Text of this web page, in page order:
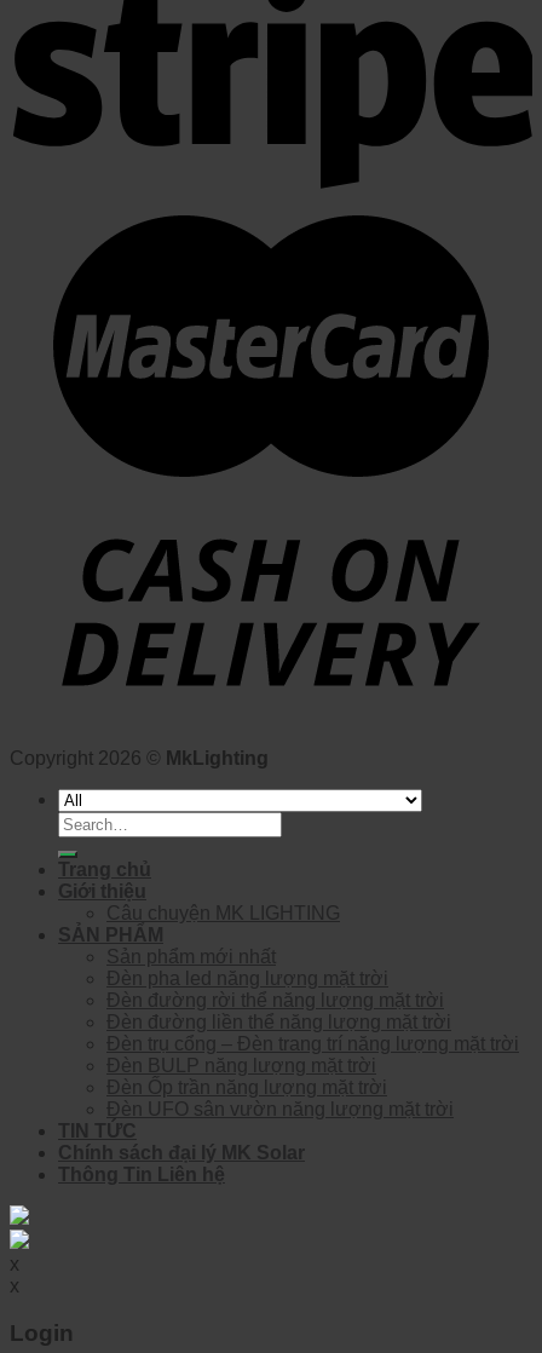
Copyright 2026 © MkLighting
Search
for:
Trang chủ
Giới thiệu
Câu chuyện MK LIGHTING
SẢN PHẨM
Sản phẩm mới nhất
Đèn pha led năng lượng mặt trời
Đèn đường rời thể năng lượng mặt trời
Đèn đường liền thể năng lượng mặt trời
Đèn trụ cổng – Đèn trang trí năng lượng mặt trời
Đèn BULP năng lượng mặt trời
Đèn Ốp trần năng lượng mặt trời
Đèn UFO sân vườn năng lượng mặt trời
TIN TỨC
Chính sách đại lý MK Solar
Thông Tin Liên hệ
x
x
Login